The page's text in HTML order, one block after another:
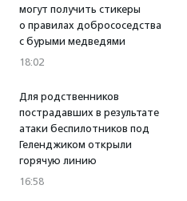
могут получить стикеры
о правилах добрососедства
с бурыми медведями
18:02
Для родственников
пострадавших в результате
атаки беспилотников под
Геленджиком открыли
горячую линию
16:58